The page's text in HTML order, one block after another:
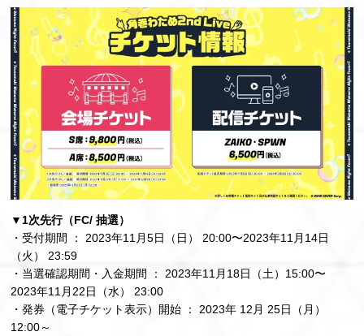
▼1次先行（FC/ 抽選）
・受付期間 ： 2023年11月5日（日） 20:00〜2023年11月14日
（火） 23:59
・当選確認期間・入金期間 ： 2023年11月18日（土）15:00〜
2023年11月22日（水） 23:00
・発券（電子チケット表示）開始 ： 2023年 12月 25日（月）
12:00～